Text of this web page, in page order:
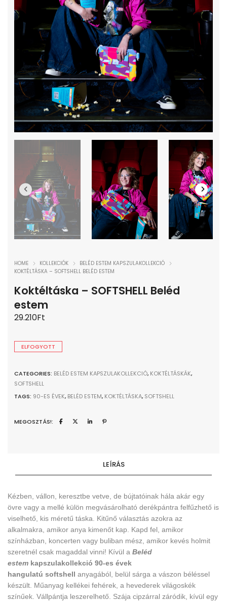
HOME KOLLEKCIÓK
BELÉD ESTEM KAPSZULAKOLLEKCIÓ
KOKTÉLTÁSKA – SOFTSHELL BELÉD ESTEM
Koktéltáska – SOFTSHELL Beléd
estem
29.210Ft
ELFOGYOTT
CATEGORIES: BELÉD ESTEM KAPSZULAKOLLEKCIÓ, KOKTÉLTÁSKÁK,
SOFTSHELL
TAGS: 90-ES ÉVEK, BELÉD ESTEM, KOKTÉLTÁSKA, SOFTSHELL
MEGOSZTÁS!:
LEÍRÁS
Kézben, vállon, keresztbe vetve, de bújtatóinak hála akár egy
övre vagy a mellé külön megvásárolható derékpántra felfűzhető is
viselhető, kis méretű táska. Kitűnő választás azokra az
alkalmakra, amikor anya kimenőt kap. Kapd fel, amikor
színházban, koncerten vagy buliban mész, amikor kevés holmit
szeretnél csak magaddal vinni! Kívül a Beléd
estem kapszulakollekció 90-es évek
hangulatú softshell anyagából, belül sárga a vászon béléssel
készült. Műanyag kellékei fehérek, a hevederek világoskék
színűek. Vállpántja leszerelhető. Szája cipzárral záródik, kívül egy